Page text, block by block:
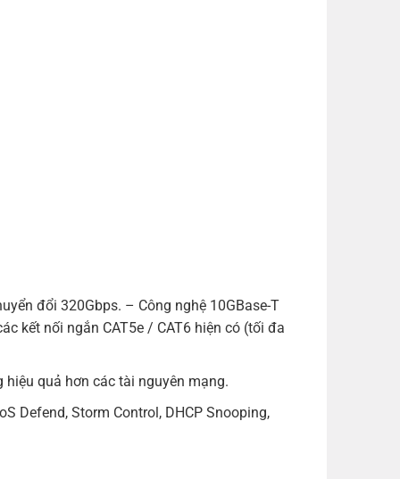
đổi 320Gbps. – Công nghệ 10GBase-T
kết nối ngắn CAT5e / CAT6 hiện có (tối đa
quả hơn các tài nguyên mạng.
Defend, Storm Control, DHCP Snooping,